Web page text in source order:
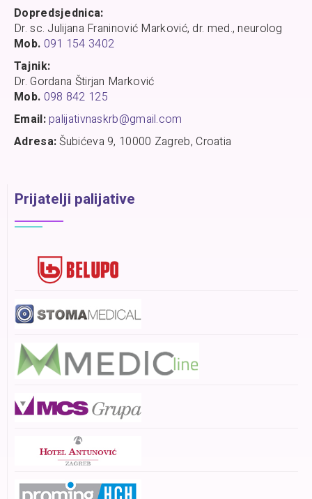
Dopredsjednica:
Dr. sc. Julijana Franinović Marković, dr. med., neurolog
Mob. 091 154 3402
Tajnik:
Dr. Gordana Štirjan Marković
Mob. 098 842 125
Email:palijativnaskrb@gmail.com
Adresa:Šubićeva 9, 10000 Zagreb, Croatia
Prijatelji palijative